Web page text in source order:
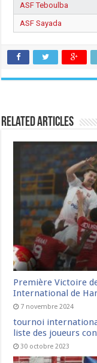
ASF Teboulba
ASF Sayada
Related Articles
Première Victoire
International de
7 novembre 2024
tournoi
liste des joueurs
30 octobre 2023